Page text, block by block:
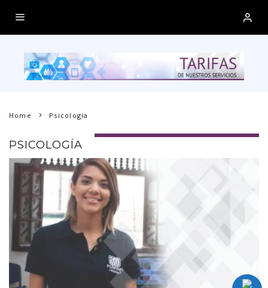
Home Psicología
PSICOLOGÍA